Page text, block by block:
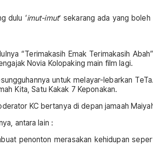
dulu ‘imut-imut’ sekarang ada yang boleh
“Terimakasih Emak Terimakasih
Novia Kolopaking main film lagi.
untuk melayar-lebarkan
Kita, Satu Kakak 7 Keponakan.
KC bertanya di depan jamaah
antara lain :
penonton merasakan kehidupan